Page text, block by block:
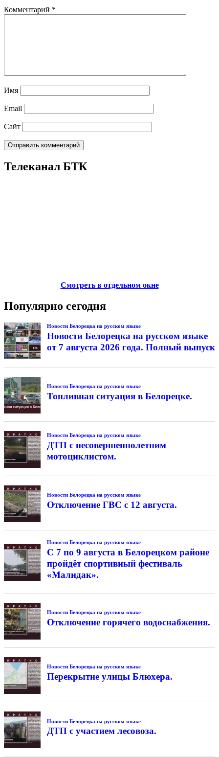
Комментарий *
Имя
Email
Сайт
Телеканал БТК
Смотреть в отдельном окне
Популярно сегодня
Новости Белорецка на русском языке
Новости Белорецка на русском языке
от 7 августа 2026 года. Полный выпуск
Новости Белорецка на русском языке
Топливная ситуация в Белорецке.
Новости Белорецка на русском языке
ДТП с несовершеннолетним
мотоциклистом.
Новости Белорецка на русском языке
Отключение ГВС с 12 августа.
Новости Белорецка на русском языке
С 7 по 9 августа в Белорецком районе
пройдёт спортивный фестиваль
«Малидак».
Новости Белорецка на русском языке
Отключение горячего водоснабжения.
Новости Белорецка на русском языке
Перекрытие улицы Блюхера.
Новости Белорецка на русском языке
ДТП с участием лесовоза.